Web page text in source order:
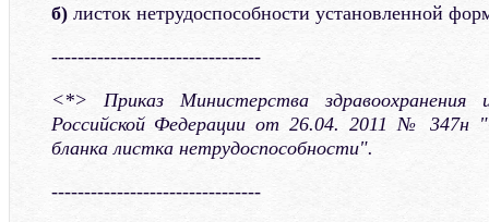
б)листок нетрудоспособности установленной
--------------------------------
<*> Приказ Министерства здравоохранения
Российской Федерации от 26.04. 2011 № 347н
бланка листка нетрудоспособности".
--------------------------------